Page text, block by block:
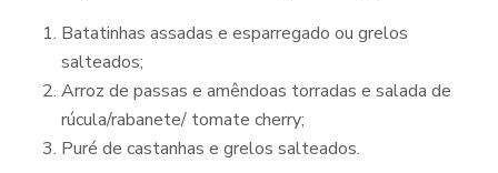
Batatinhas assadas e esparregado ou grelos
salteados;
Arroz de passas e amêndoas torradas e salada de
rúcula/rabanete/ tomate cherry;
Puré de castanhas e grelos salteados.